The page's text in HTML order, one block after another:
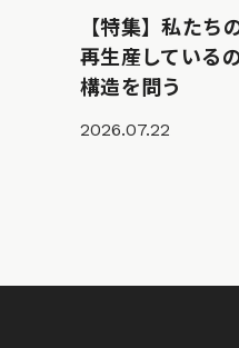
【特集】私たち
再生産している
構造を問う
2026.07.22